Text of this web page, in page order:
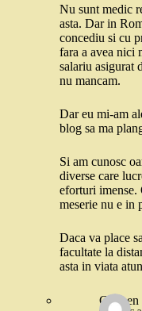
Nu sunt medic
asta. Dar in
concediu si cu
fara a avea nici
salariu asigurat
nu mancam.
Dar eu mi-am
blog sa ma
Si am cunosc
diverse care
eforturi imense.
meserie nu e in
Daca va place
facultate la
asta in viata
Carmen